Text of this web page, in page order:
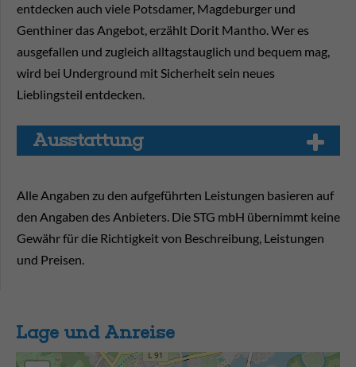
entdecken auch viele Potsdamer, Magdeburger und
Genthiner das Angebot, erzählt Dorit Mantho. Wer es
ausgefallen und zugleich alltagstauglich und bequem mag,
wird bei Underground mit Sicherheit sein neues
Lieblingsteil entdecken.
Aus­stat­tung
Alle Angaben zu den aufgeführten Leistungen basieren auf
den Angaben des Anbieters. Die STG mbH übernimmt keine
Gewähr für die Richtigkeit von Beschreibung, Leistungen
und Preisen.
Lage und Anreise